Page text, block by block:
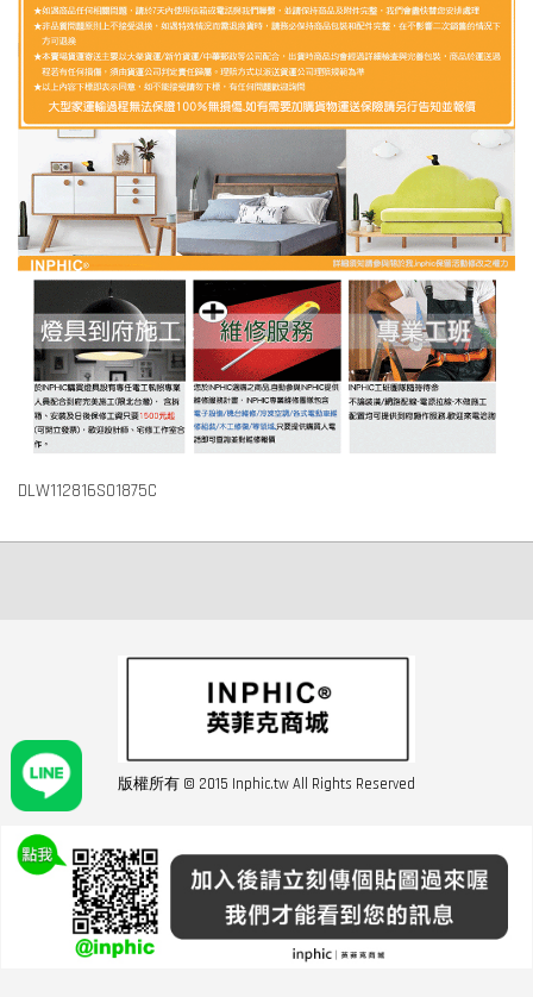
DLW112816S01875C
版權所有 © 2015 Inphic.tw All Rights Reserved
友站連結inphic營業設備
聯絡我們 02-28852016 如遇商品缺貨或數量不足請與客服聯繫
服務條款| |經營者資訊|